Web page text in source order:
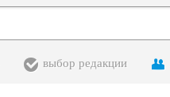
выбор редакции